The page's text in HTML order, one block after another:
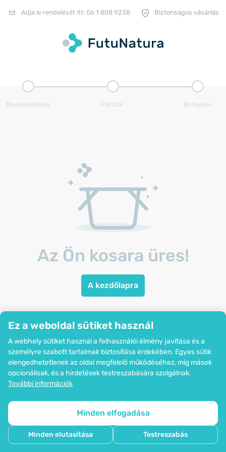
Ez a weboldal sütiket használ
A webhely sütiket használ a felhasználói élmény javítása és a
személyre szabott tartalmak biztosítása érdekében. Egyes sütik
elengedhetetlenek az oldal megfelelő működéséhez, míg mások
opcionálisak, és a hirdetések testreszabására szolgálnak.
További információk
Minden elfogadása
Minden elutasítása Testreszabás
Adja le rendelését itt: 06 1 808 9238 Biztonságos vásárlás
Bevásárlókosár Pénztár Befejezés
Az Ön kosara üres!
A kezdőlapra